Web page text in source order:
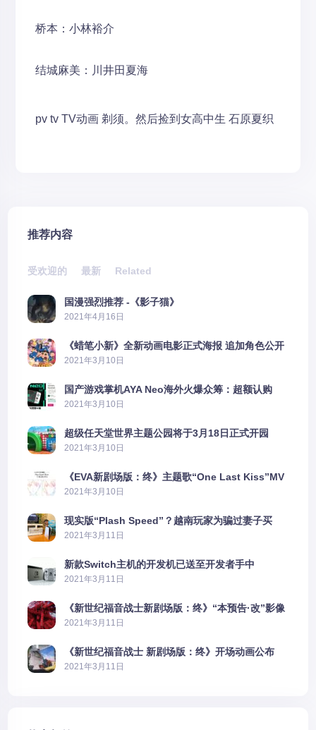
桥本：小林裕介
结城麻美：川井田夏海
pv tv TV动画 剃须。然后捡到女高中生 石原夏织
推荐内容
受欢迎的 最新 Related
国漫强烈推荐 -《影子猫》
2021年4月16日
《蜡笔小新》全新动画电影正式海报 追加角色公开
2021年3月10日
国产游戏掌机AYA Neo海外火爆众筹：超额认购
2606%
2021年3月10日
超级任天堂世界主题公园将于3月18日正式开园
2021年3月10日
《EVA新剧场版：终》主题歌“One Last Kiss”MV
公布
2021年3月10日
现实版“Plash Speed”？越南玩家为骗过妻子买
PS5上演好戏
2021年3月11日
新款Switch主机的开发机已送至开发者手中
2021年3月11日
《新世纪福音战士新剧场版：终》“本预告·改”影像
公开
2021年3月11日
《新世纪福音战士 新剧场版：终》开场动画公布
2021年3月11日